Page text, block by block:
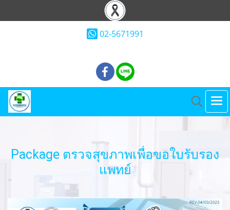
02-5671991
Package ตรวจสุขภาพเพื่อขอใบรับรอง
แพทย์